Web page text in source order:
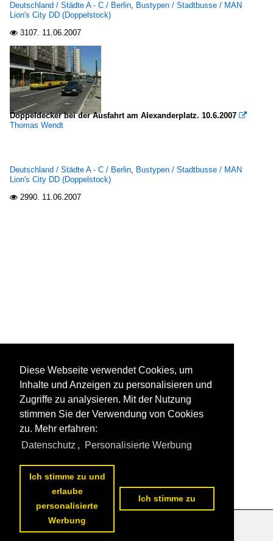
Deutschland / Städte A - C / Berlin, Bustypen / Stadtbusse / MAN
Lion's City DD (Doppelstock)
 3107. 11.06.2007
Doppeldecker bei der Ausfahrt am Alexanderplatz. 10.6.2007 
Thomas Wendt
Deutschland / Städte A - C / Berlin, Bustypen / Stadtbusse / MAN
Lion's City DD (Doppelstock)
 2990. 11.06.2007
Datenschutzerklärung
Diese Webseite verwendet Cookies, um
Inhalte und Anzeigen zu personalisieren und
Zugriffe zu analysieren. Mit der Nutzung
stimmen Sie der Verwendung von Cookies
zu. Mehr erfahren:
Datenschutz , Personalisierte Werbung
Ich stimme zu und
erlaube
personalisierte
Werbung
Ich stimme zu